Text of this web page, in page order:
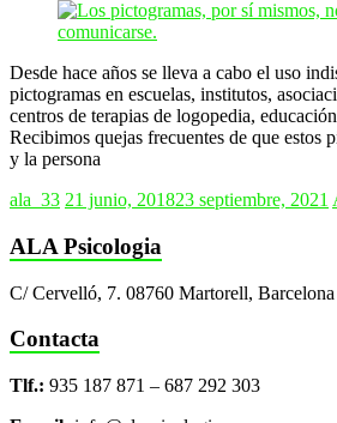
Desde hace años se lleva a cabo el uso
pictogramas en escuelas, institutos,
centros de terapias de logopedia,
Recibimos quejas frecuentes de que estos
y la persona
ala_33 21 junio, 201823 septiembre, 2021
ALA Psicologia
C/ Cervelló, 7. 08760 Martorell, Barcelona
Contacta
Tlf.: 935 187 871 – 687 292 303